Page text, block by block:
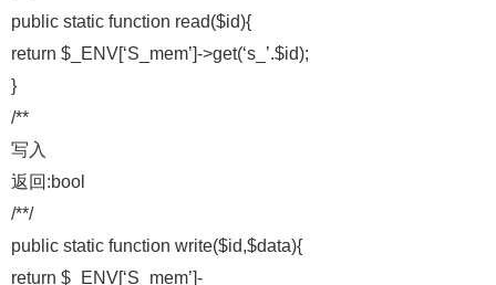
public static function read($id){
return $_ENV[‘S_mem’]->get(‘s_’.$id);
}
/**
写入
返回:bool
/**/
public static function write($id,$data){
return $_ENV[‘S_mem’]-